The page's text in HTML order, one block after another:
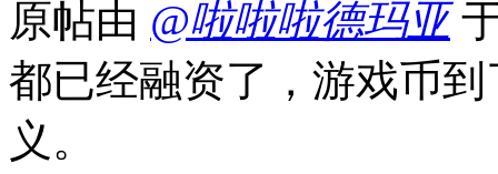
原帖由 @啦啦啦德玛亚
都已经融资了，游戏币
义。